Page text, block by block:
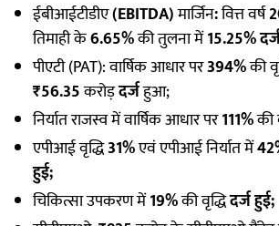
ईबीआईटीडीए(EBITDA)मार्जिन:वित्त वर्ष
तिमाही के6.65%की तुलना में15.25%
पीएटी (PAT): वार्षिक आधार पर394%की
₹56.35करोड़दर्जहुआ;
निर्यात राजस्व में वार्षिक आधार पर111%की
एपीआई वृद्धि31%एवं एपीआई निर्यात में
हुई;
चिकित्सा उपकरण में19%की वृद्धिदर्ज हुई;